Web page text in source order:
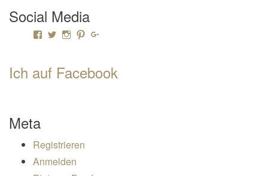
Social Media
Profil von Mamili1910 auf Facebook anzeigen
Profil von Mamili1910 auf Twitter anzeigen
Profil von Mamili1910 auf Instagram anzeigen
Profil von Mamili1910 auf Pinterest anzeigen
Ich auf Facebook
Meta
Registrieren
Anmelden